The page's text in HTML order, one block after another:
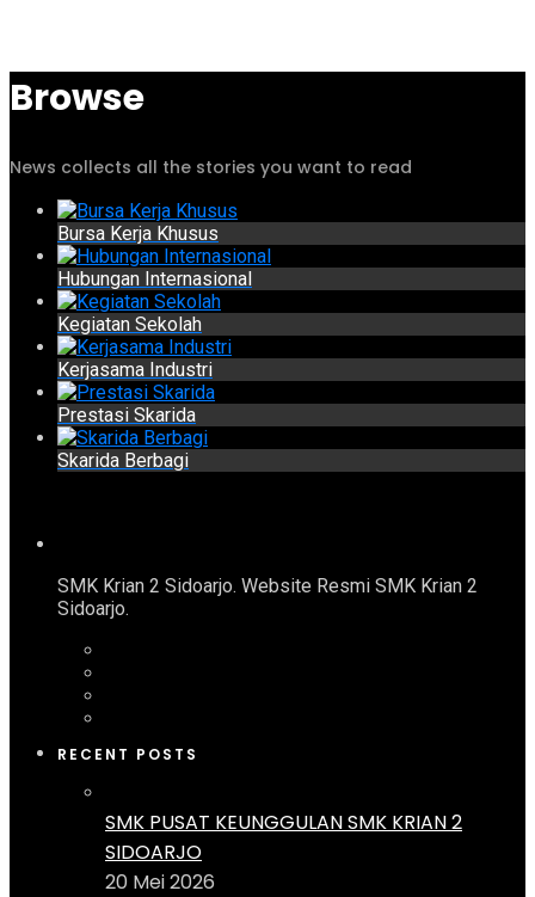
Browse
News collects all the stories you want to read
Bursa Kerja Khusus
Hubungan Internasional
Kegiatan Sekolah
Kerjasama Industri
Prestasi Skarida
Skarida Berbagi
SMK Krian 2 Sidoarjo. Website Resmi SMK Krian 2
Sidoarjo.
RECENT POSTS
SMK PUSAT KEUNGGULAN SMK KRIAN 2
SIDOARJO
20 Mei 2026